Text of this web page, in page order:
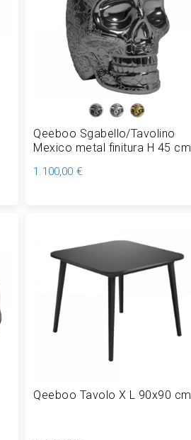
Qeeboo Sgabello/Tavolino
Mexico metal finitura H 45 cm
1.100,00 €
Qeeboo Tavolo X L 90x90 cm